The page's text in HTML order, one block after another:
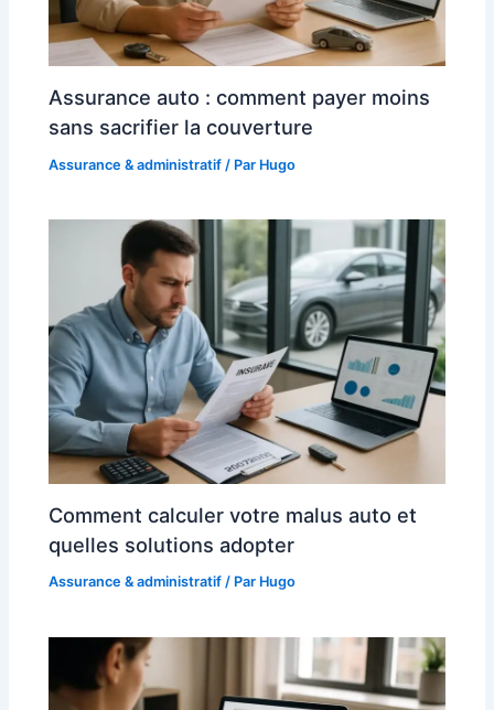
Assurance auto : comment payer moins
sans sacrifier la couverture
Assurance & administratif / Par Hugo
Comment calculer votre malus auto et
quelles solutions adopter
Assurance & administratif / Par Hugo